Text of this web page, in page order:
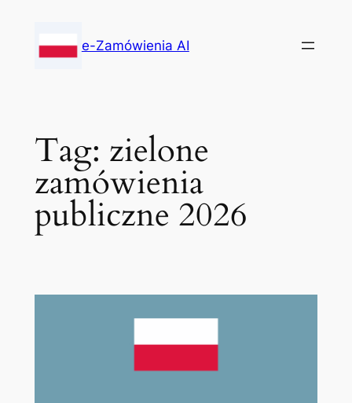
content
e-Zamówienia AI
Tag: zielone
zamówienia
publiczne 2026